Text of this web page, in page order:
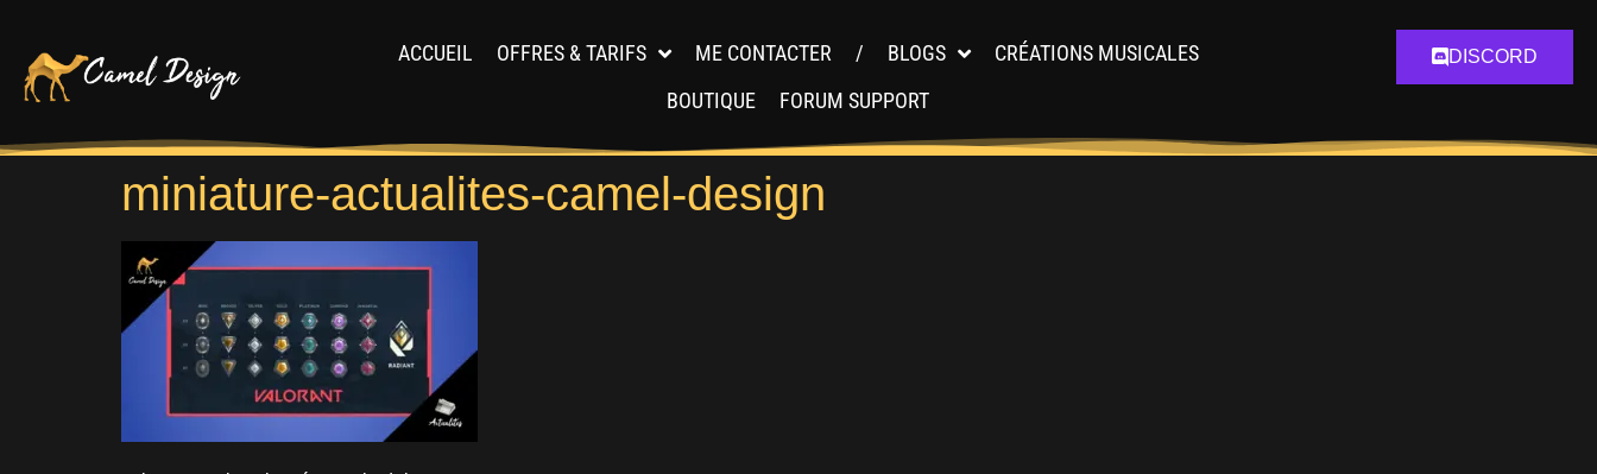
ACCUEIL OFFRES & TARIFS ME CONTACTER / BLOGS
CRÉATIONS MUSICALES
BOUTIQUE
FORUM SUPPORT
DISCORD
miniature-actualites-camel-design